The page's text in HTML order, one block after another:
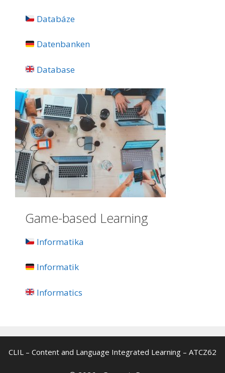
Databáze
Datenbanken
Database
Game-based Learning
Informatika
Informatik
Informatics
CLIL – Content and Language Integrated Learning – ATCZ62